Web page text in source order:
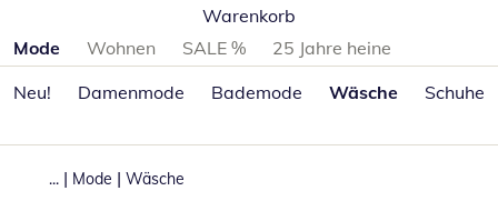
Warenkorb
Produktkategorien überspringen
Mode Wohnen SALE %
25 Jahre heine
Neu!
Damenmode Bademode Wäsche Schuhe
... | Mode | Wäsche